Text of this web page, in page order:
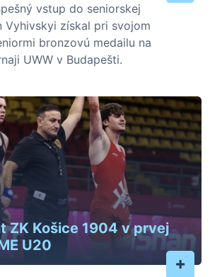
vstup do seniorskej
Vyhivskyi získal pri svojom
bronzovú medailu na
UWW v Budapešti.
ZK Košice 1904 v prvej
U20
+